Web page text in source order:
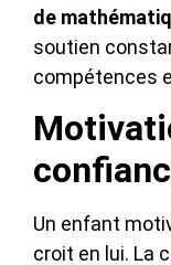
de
soutien
compétences
Un enfant
croit en lui. La